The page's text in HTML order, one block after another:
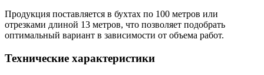
Продукция поставляется в бухтах по 100 метров или
отрезками длиной 13 метров, что позволяет подобрать
оптимальный вариант в зависимости от объема работ.
Технические характеристики